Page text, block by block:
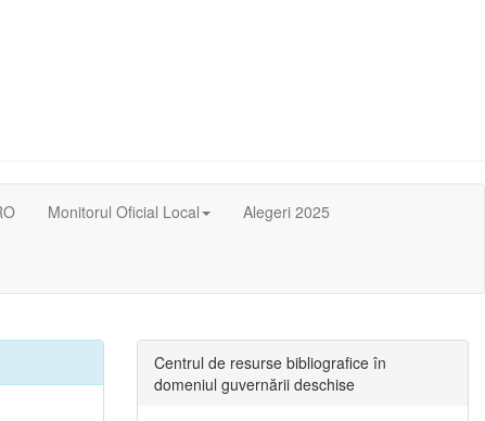
Monitorul Oficial Local Alegeri 2025
Centrul de resurse bibliografice în
domeniul guvernării deschise